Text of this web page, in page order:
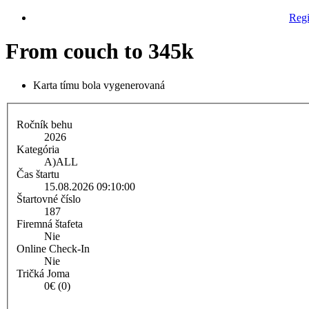
From couch to 345k
Karta tímu bola vygenerovaná
Ročník behu
2026
Kategória
A)ALL
Čas štartu
15.08.2026 09:10:00
Štartovné číslo
187
Firemná štafeta
Nie
Online Check-In
Nie
Tričká Joma
0€ (0)